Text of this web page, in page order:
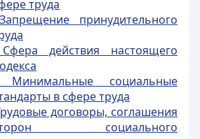
труда
принудительного
действия настоящего
социальные
в сфере труда
договоры, соглашения
социального